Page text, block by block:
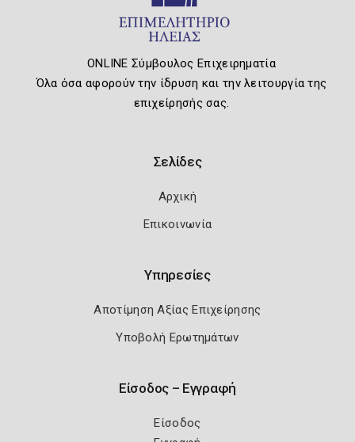
ONLINE Σύμβουλος Επιχειρηματία
Όλα όσα αφορούν την ίδρυση και την λειτουργία της
επιχείρησής σας.
Σελίδες
Αρχική
Επικοινωνία
Υπηρεσίες
Αποτίμηση Αξίας Επιχείρησης
Υποβολή Ερωτημάτων
Είσοδος – Εγγραφή
Είσοδος